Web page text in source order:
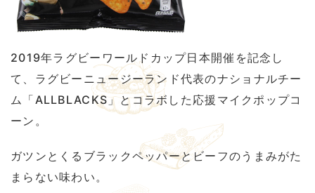
2019年ラグビーワールドカップ日本開催を記念し
て、ラグビーニュージーランド代表のナショナルチー
ム「ALLBLACKS」とコラボした応援マイクポップコ
ーン。
ガツンとくるブラックペッパーとビーフのうまみがた
まらない味わい。